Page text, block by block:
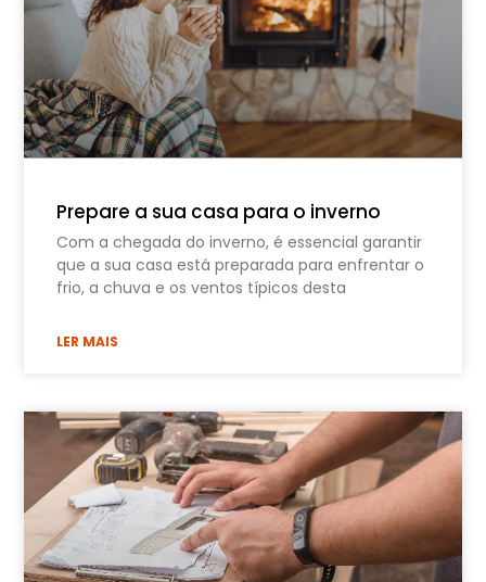
Prepare a sua casa para o inverno
Com a chegada do inverno, é essencial garantir
que a sua casa está preparada para enfrentar o
frio, a chuva e os ventos típicos desta
LER MAIS